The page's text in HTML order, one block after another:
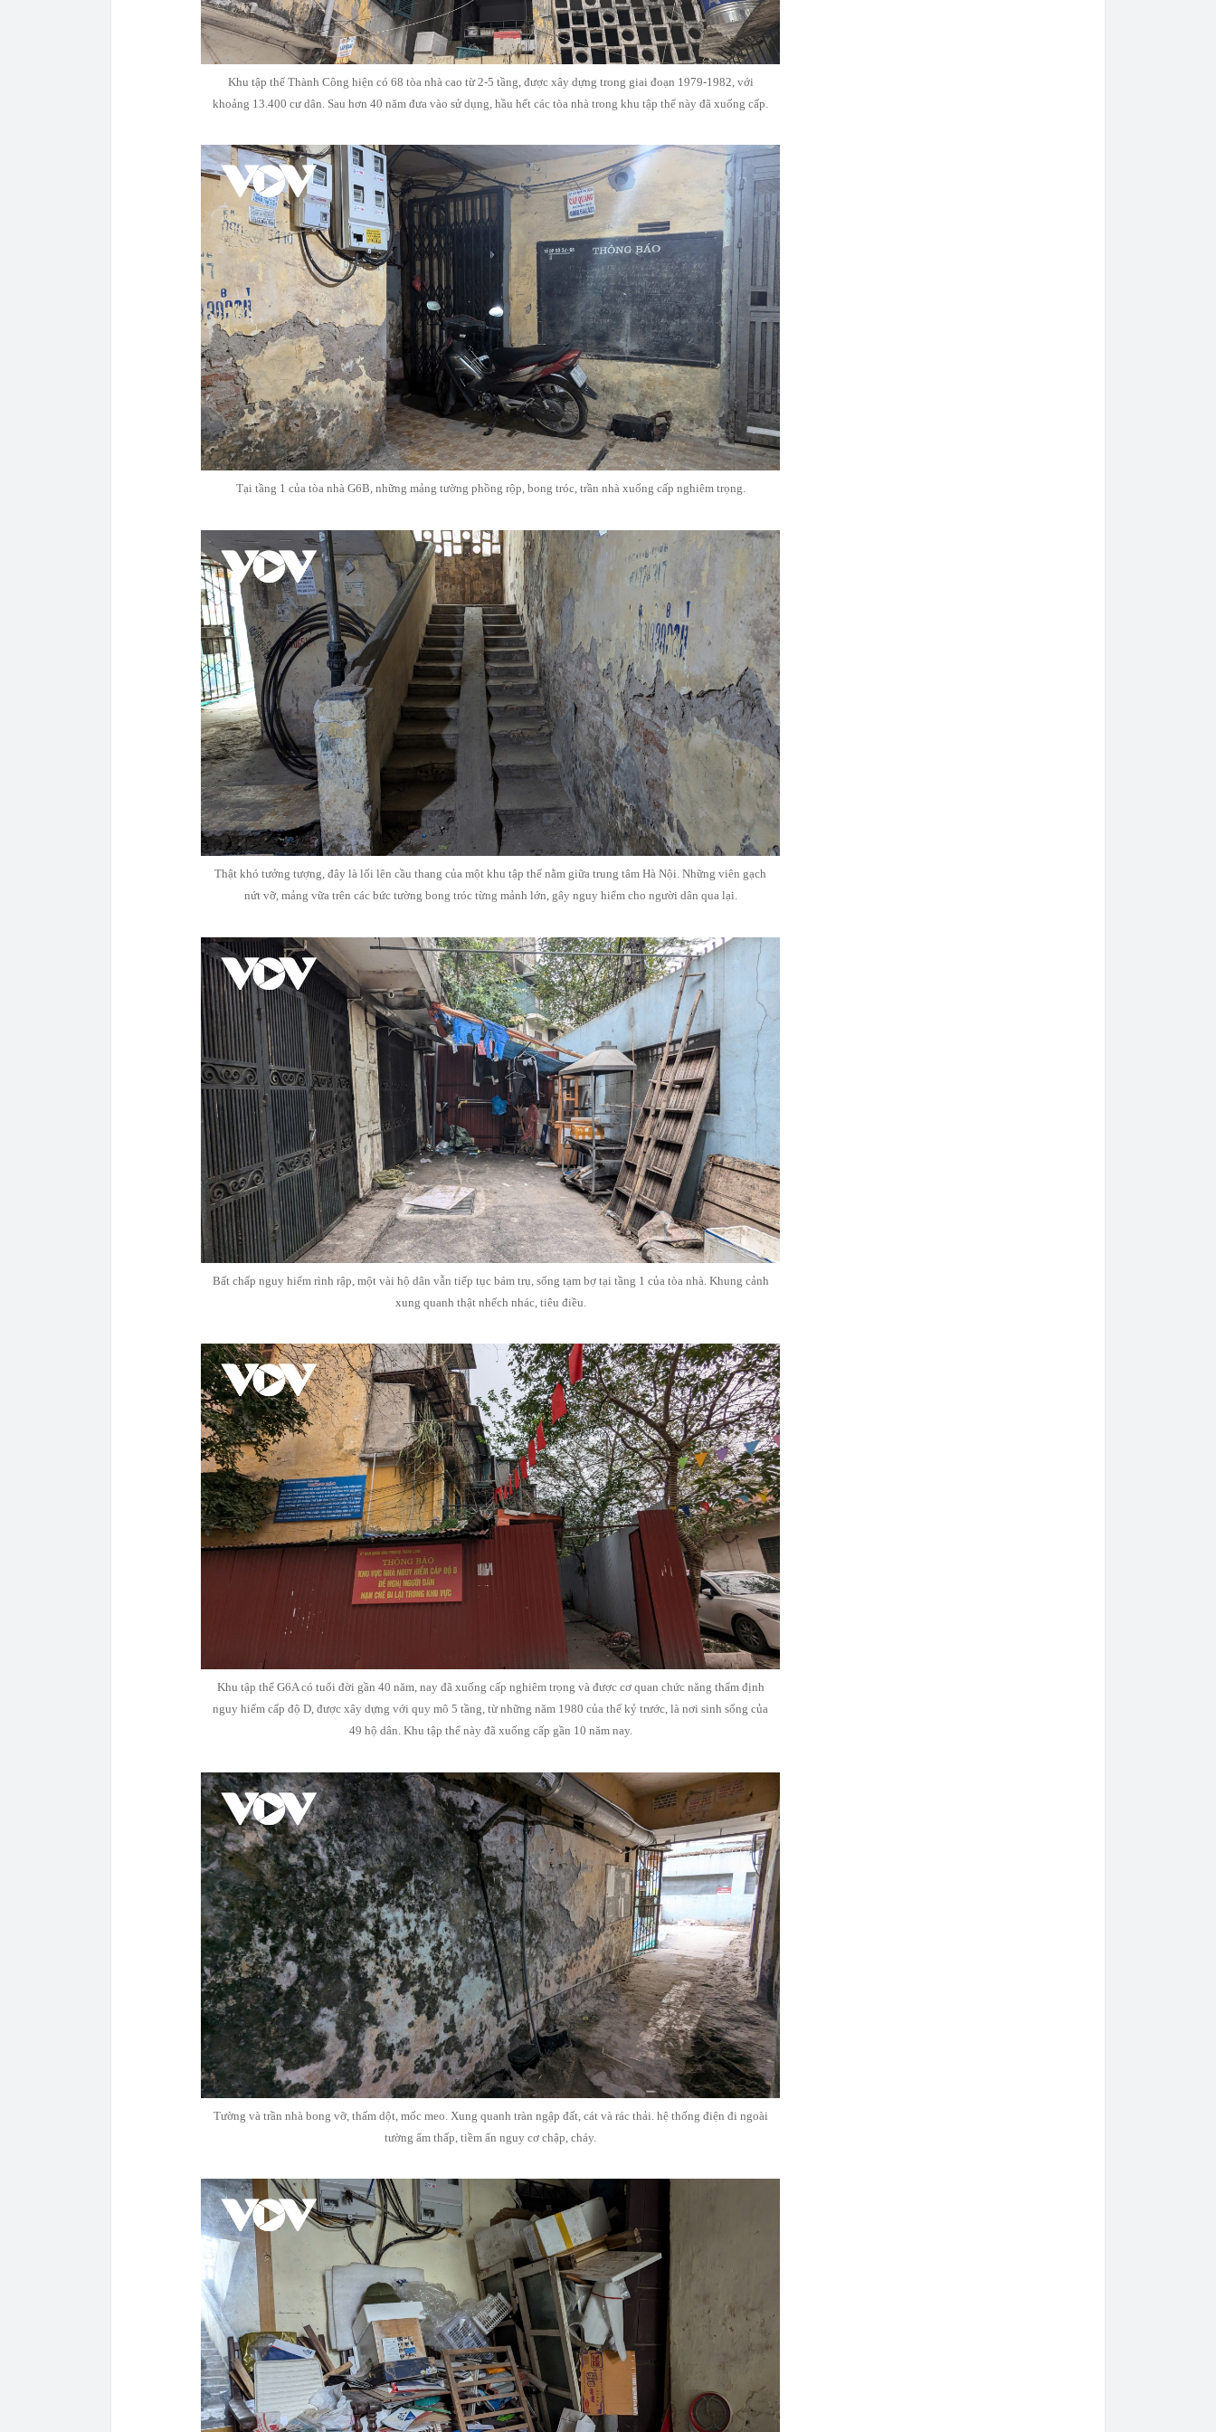
Khu tập thể Thành Công hiện có 68 tòa nhà cao từ 2-5 tầng, được xây dựng trong giai đoạn 1979-1982, với
khoảng 13.400 cư dân. Sau hơn 40 năm đưa vào sử dụng, hầu hết các tòa nhà trong khu tập thể này đã xuống cấp.
Tại tầng 1 của tòa nhà G6B, những mảng tường phồng rộp, bong tróc, trần nhà xuống cấp nghiêm trọng.
Thật khó tưởng tượng, đây là lối lên cầu thang của một khu tập thể nằm giữa trung tâm Hà Nội. Những viên gạch
nứt vỡ, mảng vữa trên các bức tường bong tróc từng mảnh lớn, gây nguy hiểm cho người dân qua lại.
Bất chấp nguy hiểm rình rập, một vài hộ dân vẫn tiếp tục bám trụ, sống tạm bợ tại tầng 1 của tòa nhà. Khung cảnh
xung quanh thật nhếch nhác, tiêu điều.
Khu tập thể G6A có tuổi đời gần 40 năm, nay đã xuống cấp nghiêm trọng và được cơ quan chức năng thẩm định
nguy hiểm cấp độ D, được xây dựng với quy mô 5 tầng, từ những năm 1980 của thế kỷ trước, là nơi sinh sống của
49 hộ dân. Khu tập thể này đã xuống cấp gần 10 năm nay.
Tường và trần nhà bong vỡ, thấm dột, mốc meo. Xung quanh tràn ngập đất, cát và rác thải. hệ thống điện đi ngoài
tường ẩm thấp, tiềm ẩn nguy cơ chập, cháy.